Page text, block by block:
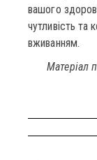
вашого
чутливість та
вживанням.
Матеріал